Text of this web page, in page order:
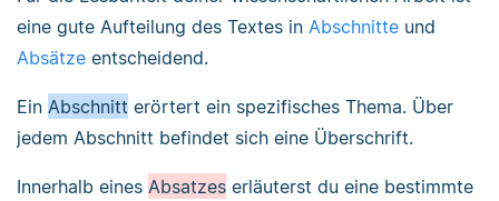
eine gute Aufteilung des Textes in Abschnitte und
Absätze entscheidend.
Ein Abschnitt erörtert ein spezifisches Thema. Über
jedem Abschnitt befindet sich eine Überschrift.
Innerhalb eines Absatzes erläuterst du eine bestimmte